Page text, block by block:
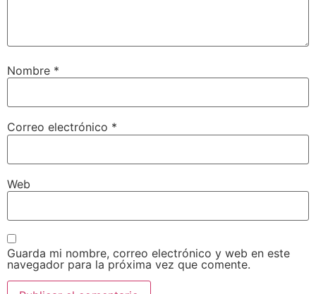
Nombre *
Correo electrónico *
Web
Guarda mi nombre, correo electrónico y web en este
navegador para la próxima vez que comente.